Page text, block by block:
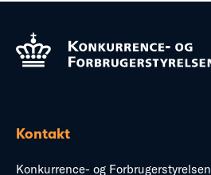
Kontakt
Konkurrence- og Forbrugerstyrelsen